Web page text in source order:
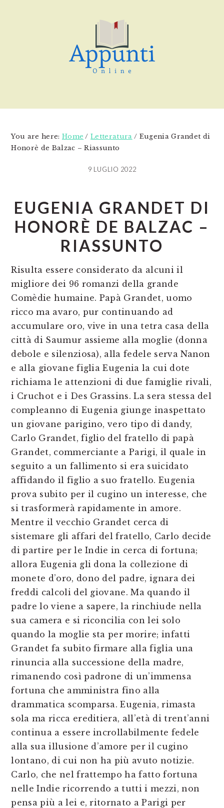
You are here: Home / Letteratura / Eugenia Grandet di
Honorè de Balzac – Riassunto
9 LUGLIO 2022
EUGENIA GRANDET DI
HONORÈ DE BALZAC –
RIASSUNTO
Risulta essere considerato da alcuni il
migliore dei 96 romanzi della grande
Comèdie humaine. Papà Grandet, uomo
ricco ma avaro, pur continuando ad
accumulare oro, vive in una tetra casa della
città di Saumur assieme alla moglie (donna
debole e silenziosa), alla fedele serva Nanon
e alla giovane figlia Eugenia la cui dote
richiama le attenzioni di due famiglie rivali,
i Cruchot e i Des Grassins. La sera stessa del
compleanno di Eugenia giunge inaspettato
un giovane parigino, vero tipo di dandy,
Carlo Grandet, figlio del fratello di papà
Grandet, commerciante a Parigi, il quale in
seguito a un fallimento si era suicidato
affidando il figlio a suo fratello. Eugenia
prova subito per il cugino un interesse, che
si trasformerà rapidamente in amore.
Mentre il vecchio Grandet cerca di
sistemare gli affari del fratello, Carlo decide
di partire per le Indie in cerca di fortuna;
allora Eugenia gli dona la collezione di
monete d’oro, dono del padre, ignara dei
freddi calcoli del giovane. Ma quando il
padre lo viene a sapere, la rinchiude nella
sua camera e si riconcilia con lei solo
quando la moglie sta per morire; infatti
Grandet fa subito firmare alla figlia una
rinuncia alla successione della madre,
rimanendo così padrone di un’immensa
fortuna che amministra fino alla
drammatica scomparsa. Eugenia, rimasta
sola ma ricca ereditiera, all’età di trent’anni
continua a essere incrollabilmente fedele
alla sua illusione d’amore per il cugino
lontano, di cui non ha più avuto notizie.
Carlo, che nel frattempo ha fatto fortuna
nelle Indie ricorrendo a tutti i mezzi, non
pensa più a lei e, ritornato a Parigi per